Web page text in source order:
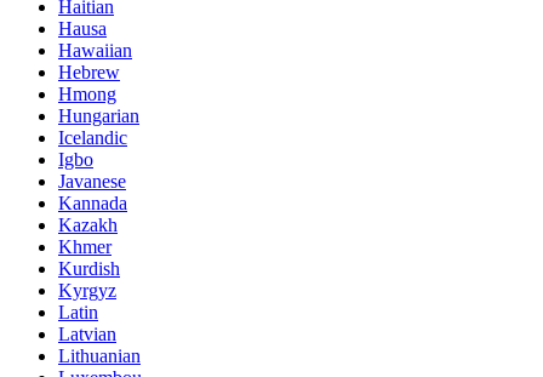
Haitian
Hausa
Hawaiian
Hebrew
Hmong
Hungarian
Icelandic
Igbo
Javanese
Kannada
Kazakh
Khmer
Kurdish
Kyrgyz
Latin
Latvian
Lithuanian